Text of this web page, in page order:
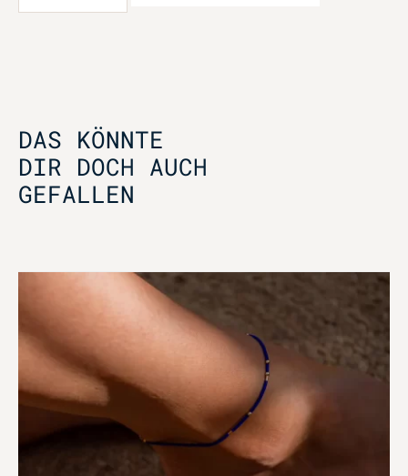
DAS KÖNNTE
DIR DOCH AUCH
GEFALLEN